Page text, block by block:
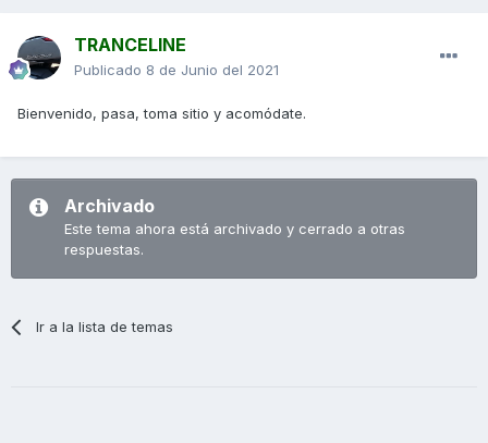
TRANCELINE
Publicado 8 de Junio del 2021
Bienvenido, pasa, toma sitio y acomódate.
Archivado
Este tema ahora está archivado y cerrado a otras
respuestas.
Ir a la lista de temas